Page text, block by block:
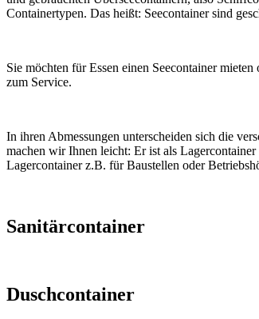
Containertypen. Das heißt: Seecontainer sind
Sie möchten für Essen einen Seecontainer
zum Service.
In ihren Abmessungen unterscheiden sich die
machen wir Ihnen leicht: Er ist als
Lagercontainer z.B. für Baustellen oder
Sanitärcontainer
Duschcontainer